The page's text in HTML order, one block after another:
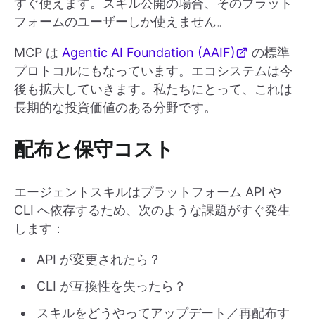
すぐ使えます。スキル公開の場合、そのプラット
フォームのユーザーしか使えません。
MCP は Agentic AI Foundation (AAIF)
の標準
プロトコルにもなっています。エコシステムは今
後も拡大していきます。私たちにとって、これは
長期的な投資価値のある分野です。
配布と保守コスト
エージェントスキルはプラットフォーム API や
CLI へ依存するため、次のような課題がすぐ発生
します：
API が変更されたら？
CLI が互換性を失ったら？
スキルをどうやってアップデート／再配布す